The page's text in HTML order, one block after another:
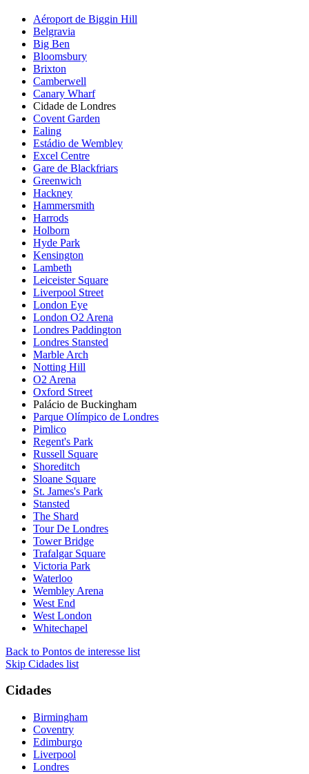
Aéroport de Biggin Hill
Belgravia
Big Ben
Bloomsbury
Brixton
Camberwell
Canary Wharf
Cidade de Londres
Covent Garden
Ealing
Estádio de Wembley
Excel Centre
Gare de Blackfriars
Greenwich
Hackney
Hammersmith
Harrods
Holborn
Hyde Park
Kensington
Lambeth
Leiceister Square
Liverpool Street
London Eye
London O2 Arena
Londres Paddington
Londres Stansted
Marble Arch
Notting Hill
O2 Arena
Oxford Street
Palácio de Buckingham
Parque Olímpico de Londres
Pimlico
Regent's Park
Russell Square
Shoreditch
Sloane Square
St. James's Park
Stansted
The Shard
Tour De Londres
Tower Bridge
Trafalgar Square
Victoria Park
Waterloo
Wembley Arena
West End
West London
Whitechapel
Back to Pontos de interesse list
Skip Cidades list
Cidades
Birmingham
Coventry
Edimburgo
Liverpool
Londres